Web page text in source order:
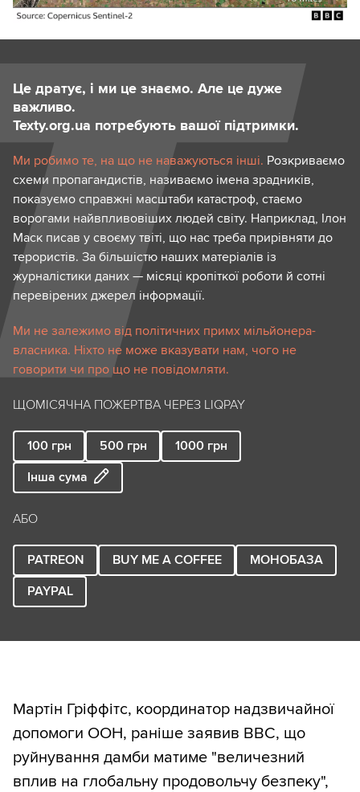
Це дратує, і ми це знаємо. Але це дуже
важливо.
Texty.org.ua потребують вашої підтримки.
Ми робимо те, на що не наважуються інші. Розкриваємо
схеми пропагандистів, називаємо імена зрадників,
показуємо справжні масштаби катастроф, стаємо
ворогами найвпливовіших людей світу. Наприклад, Ілон
Маск писав у своєму твіті, що нас треба прирівняти до
терористів. За більшістю наших матеріалів із
журналістики даних — місяці кропіткої роботи й сотні
перевірених джерел інформації.
Ми не залежимо від політичних примх мільйонера-
власника. Ніхто не може вказувати нам, чого не
говорити чи про що не повідомляти.
ЩОМІСЯЧНА ПОЖЕРТВА ЧЕРЕЗ LIQPAY
100 грн 500 грн 1000 грн
Інша сума
АБО
PATREON BUY ME A COFFEE
МОНОБАЗА
PAYPAL
Мартін Гріффітс, координатор надзвичайної
допомоги ООН, раніше заявив BBC, що
руйнування дамби матиме "величезний
вплив на глобальну продовольчу безпеку",